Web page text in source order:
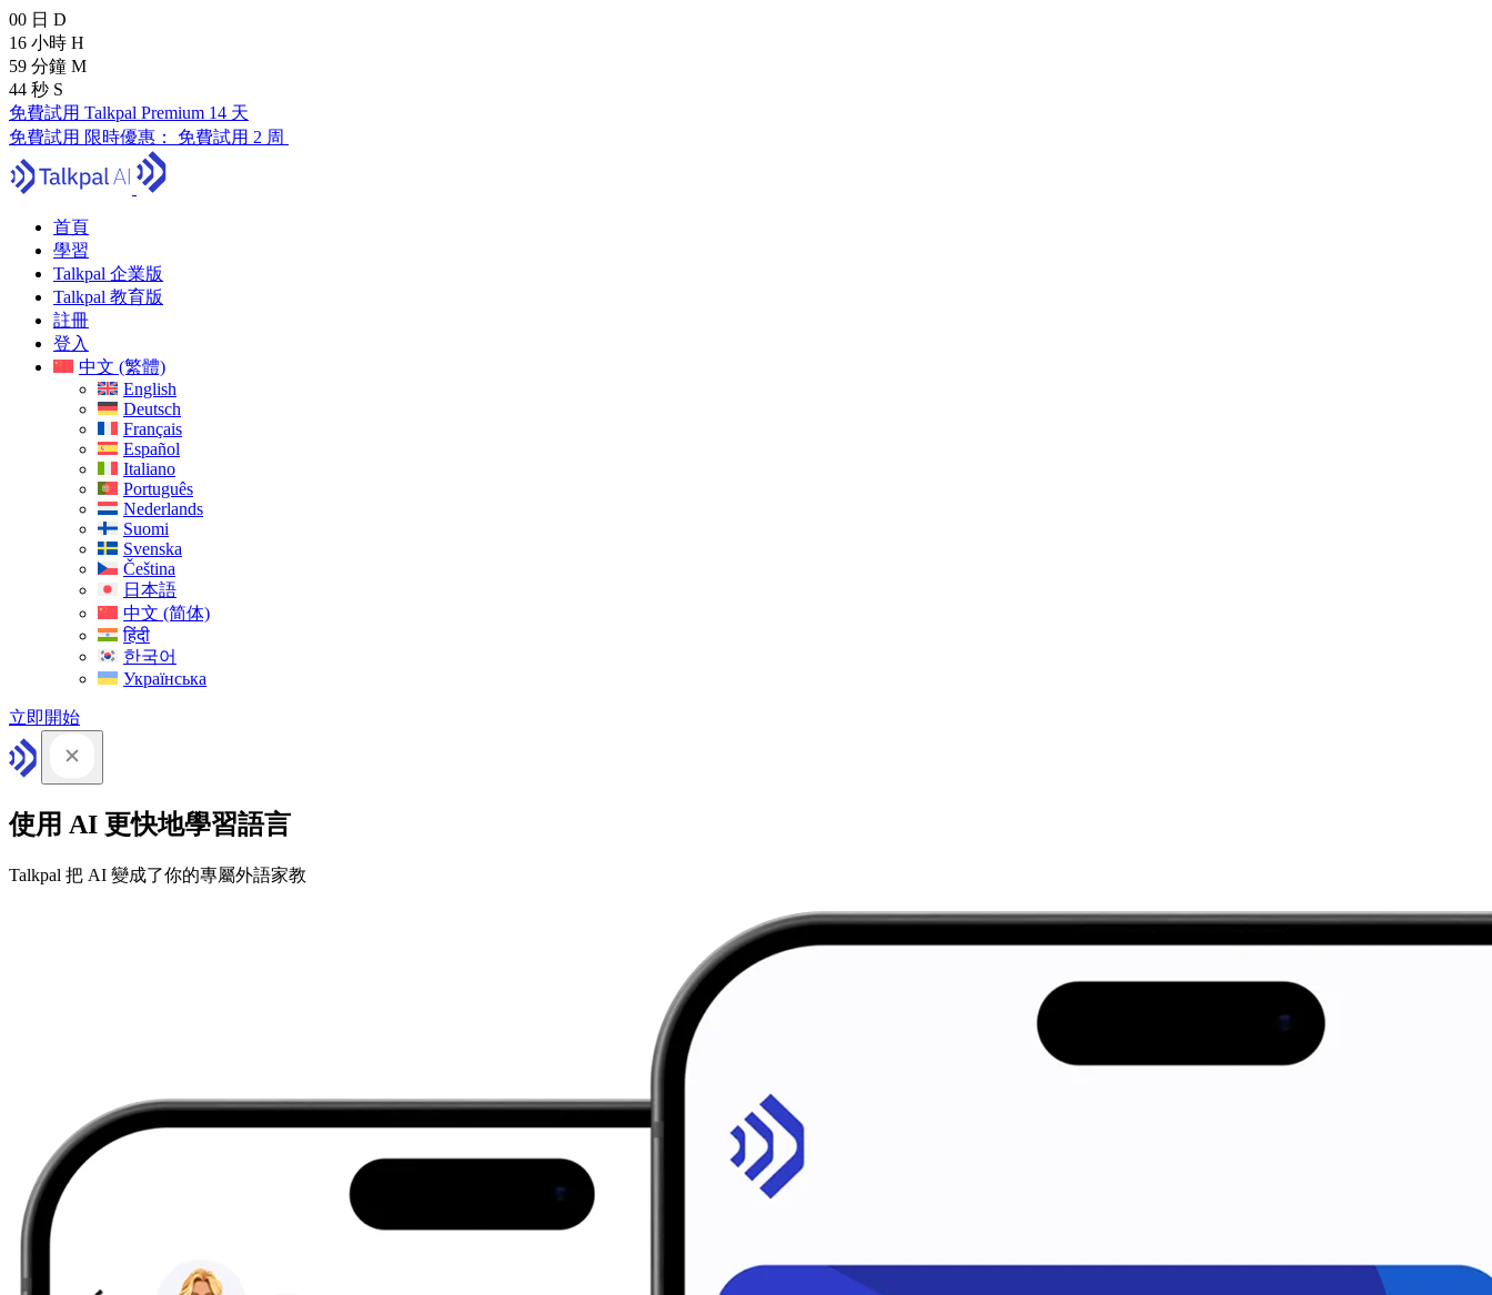
00 日 D
16 小時 H
59 分鐘 M
43 秒 S
免費試用 Talkpal Premium 14 天
免費試用 限時優惠： 免費試用 2 周
首頁
學習
Talkpal 企業版
Talkpal 教育版
註冊
登入
中文 (繁體)
English
Deutsch
Français
Español
Italiano
Português
Nederlands
Suomi
Svenska
Čeština
日本語
中文 (简体)
हिंदी
한국어
Українська
立即開始
使用 AI 更快地學習語言
Talkpal 把 AI 變成了你的專屬外語家教